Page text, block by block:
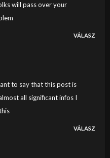
will pass over your
VÁLASZ
to say that this post is
all significant infos I
VÁLASZ